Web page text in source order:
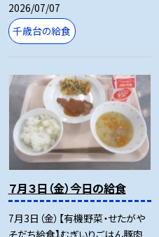
2026/07/07
千歳台の給食
７月３日（金）今日の給食
7月3日（金）【有機野菜・せたがや
そだち給食】むぎいりごはん豚肉